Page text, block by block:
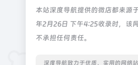
本站深度导航提供的微店都来源
年2月26日 下午4:25收录时，该
不承担任何责任。
深度导航致力于优质、实用的网络